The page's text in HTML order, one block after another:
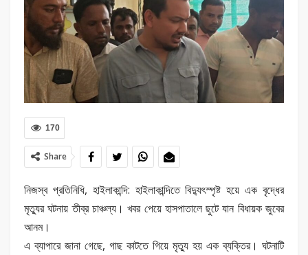
170
Share
নিজস্ব প্রতিনিধি, হাইলাকান্দি: হাইলাকান্দিতে বিদ্যুৎস্পৃষ্ট হয়ে এক বৃদ্ধের
মৃত্যুর ঘটনায় তীব্র চাঞ্চল্য। খবর পেয়ে হাসপাতালে ছুটে যান বিধায়ক জুবের
আনম।
এ ব্যাপারে জানা গেছে, গাছ কাটতে গিয়ে মৃত্যু হয় এক ব্যক্তির। ঘটনাটি